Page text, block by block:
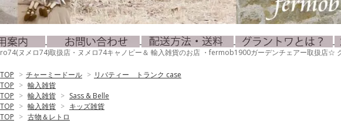
ヌメロ74)取扱店・ヌメロ74キャノピー＆ 輸入雑貨のお店 ・fermob1900ガーデンチェアー取扱店☆
TOP > チャーミードール > リバティー トランク case
TOP > 輸入雑貨
TOP > 輸入雑貨 > Sass & Belle
TOP > 輸入雑貨 > キッズ雑貨
TOP > 古物＆レトロ